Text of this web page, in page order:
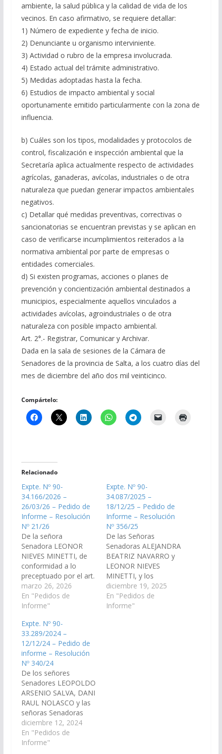
ambiente, la salud pública y la calidad de vida de los
vecinos. En caso afirmativo, se requiere detallar:
1) Número de expediente y fecha de inicio.
2) Denunciante u organismo interviniente.
3) Actividad o rubro de la empresa involucrada.
4) Estado actual del trámite administrativo.
5) Medidas adoptadas hasta la fecha.
6) Estudios de impacto ambiental y social
oportunamente emitido particularmente con la zona de
influencia.
b) Cuáles son los tipos, modalidades y protocolos de
control, fiscalización e inspección ambiental que la
Secretaría aplica actualmente respecto de actividades
agrícolas, ganaderas, avícolas, industriales o de otra
naturaleza que puedan generar impactos ambientales
negativos.
c) Detallar qué medidas preventivas, correctivas o
sancionatorias se encuentran previstas y se aplican en
caso de verificarse incumplimientos reiterados a la
normativa ambiental por parte de empresas o
entidades comerciales.
d) Si existen programas, acciones o planes de
prevención y concientización ambiental destinados a
municipios, especialmente aquellos vinculados a
actividades avícolas, agroindustriales o de otra
naturaleza con posible impacto ambiental.
Art. 2°.- Registrar, Comunicar y Archivar.
Dada en la sala de sesiones de la Cámara de
Senadores de la provincia de Salta, a los cuatro días del
mes de diciembre del año dos mil veinticinco.
Compártelo:
Relacionado
Expte. Nº 90-
34.166/2026 –
26/03/26 – Pedido de
Informe – Resolución
Nº 21/26
De la señora
Senadora LEONOR
NIEVES MINETTI, de
conformidad a lo
preceptuado por el art.
116 de la Constitución
de la provincia de Salta
y el art. 149 del
este Cuerpo, reiterar el
Pedido de Informe que
fue aprobado el
04/12/25 mediante
Resolución No 323/25,
emitido por la
Cámara…
marzo 26, 2026
En "Pedidos de
Informe"
Expte. Nº 90-
34.087/2025 –
18/12/25 – Pedido de
Informe – Resolución
Nº 356/25
De las Señoras
Senadoras ALEJANDRA
BEATRIZ NAVARRO y
LEONOR NIEVES
MINETTI, y los
Señores Senadores
GONZALO CARO
DAVALOS, JORGE
diciembre 19, 2025
En "Pedidos de
Informe"
Expte. Nº 90-
33.289/2024 –
12/12/24 – Pedido de
informe – Resolución
Nº 340/24
De los señores
Senadores LEOPOLDO
ARSENIO SALVA, DANI
RAUL NOLASCO y las
señoras Senadoras
SONIA ELIZABETH
MAGNO y LEONOR
NIEVES MINETTI, de
diciembre 12, 2024
En "Pedidos de
Informe"